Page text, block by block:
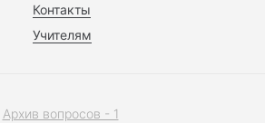
Контакты
Учителям
Архив вопросов - 1